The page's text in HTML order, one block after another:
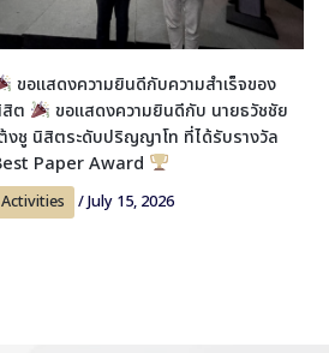
ขอแสดงความยินดีกับความสำเร็จของ
ต
ขอแสดงความยินดีกับ นายธวัชชัย
งชู นิสิตระดับปริญญาโท ที่ได้รับรางวัล
Paper Award
Activities /July 15, 2026